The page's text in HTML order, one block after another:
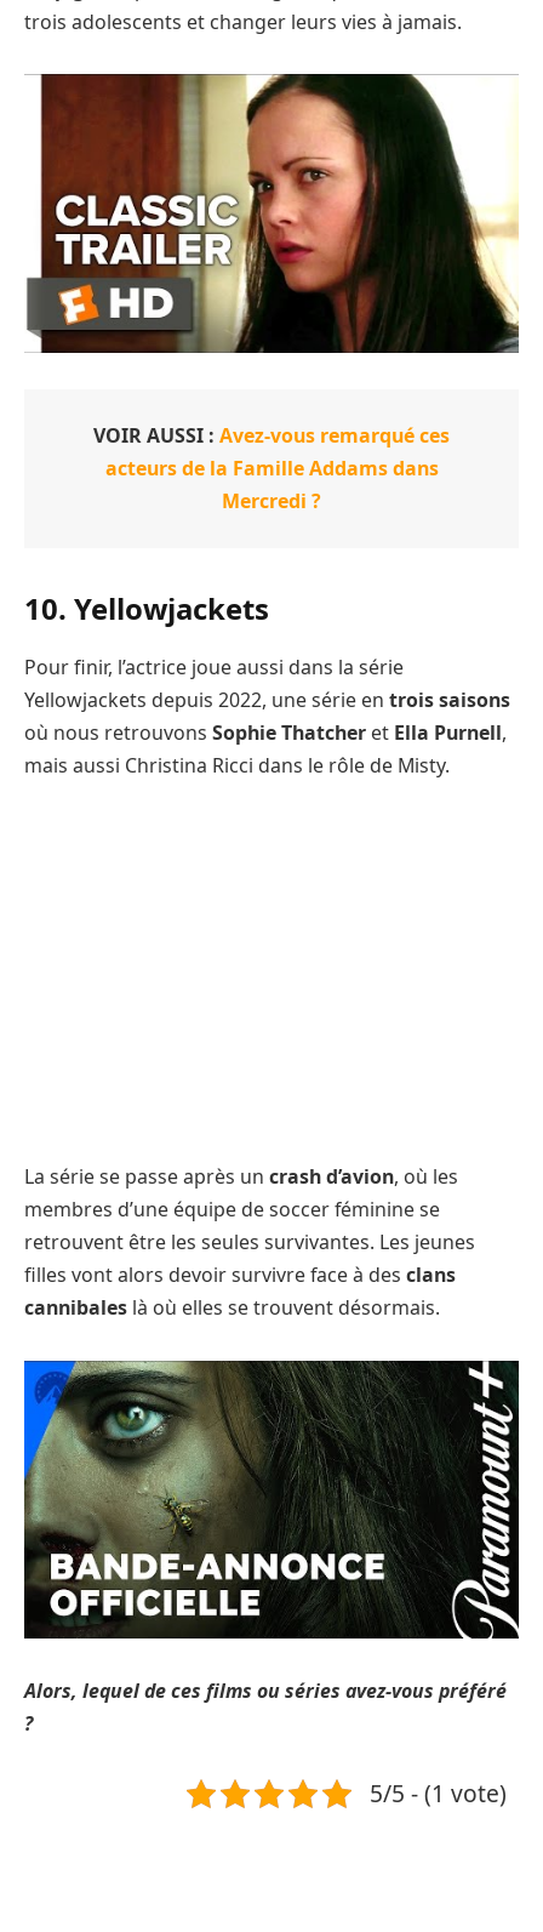
trois adolescents et changer leurs vies à jamais.
VOIR AUSSI : Avez-vous remarqué ces
acteurs de la Famille Addams dans
Mercredi ?
10. Yellowjackets
Pour finir, l’actrice joue aussi dans la série
Yellowjackets depuis 2022, une série en trois saisons
où nous retrouvons Sophie Thatcher et Ella Purnell,
mais aussi Christina Ricci dans le rôle de Misty.
La série se passe après un crash d’avion, où les
membres d’une équipe de soccer féminine se
retrouvent être les seules survivantes. Les jeunes
filles vont alors devoir survivre face à des clans
cannibales là où elles se trouvent désormais.
Alors, lequel de ces films ou séries avez-vous préféré
?
5/5 - (1 vote)